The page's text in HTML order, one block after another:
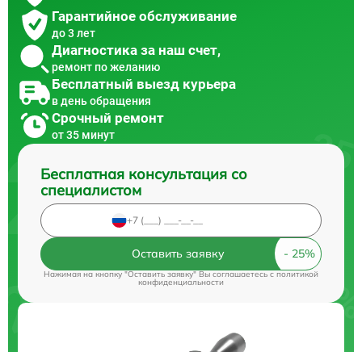
Гарантийное обслуживание
до 3 лет
Диагностика за наш счет,
ремонт по желанию
Бесплатный выезд курьера
в день обращения
Срочный ремонт
от 35 минут
Бесплатная консультация со
специалистом
Оставить заявку
Нажимая на кнопку "Оставить заявку" Вы соглашаетесь cполитикой
конфиденциальности